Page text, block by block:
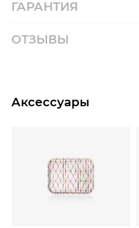
ГАРАНТИЯ
ОТЗЫВЫ
Аксессуары